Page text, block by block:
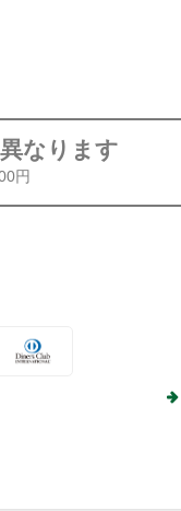
なります
円